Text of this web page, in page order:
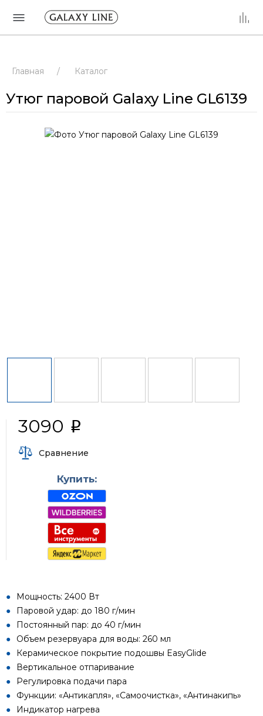
Главная / Каталог
Утюг паровой Galaxy Line GL6139
3090 i
Сравнение
Купить:
Мощность: 2400 Вт
Паровой удар: до 180 г/мин
Постоянный пар: до 40 г/мин
Объем резервуара для воды: 260 мл
Керамическое покрытие подошвы EasyGlide
Вертикальное отпаривание
Регулировка подачи пара
Функции: «Антикапля», «Самоочистка», «Антинакипь»
Индикатор нагрева